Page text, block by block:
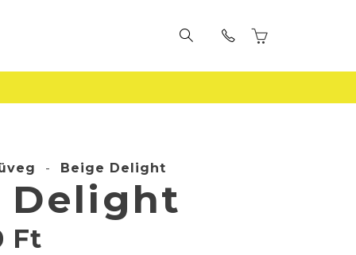
- Beige Delight
Delight
Ft